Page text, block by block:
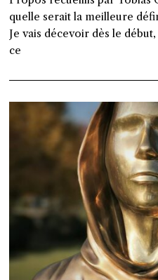
quelle serait la meilleure
Je vais décevoir dès le
ce